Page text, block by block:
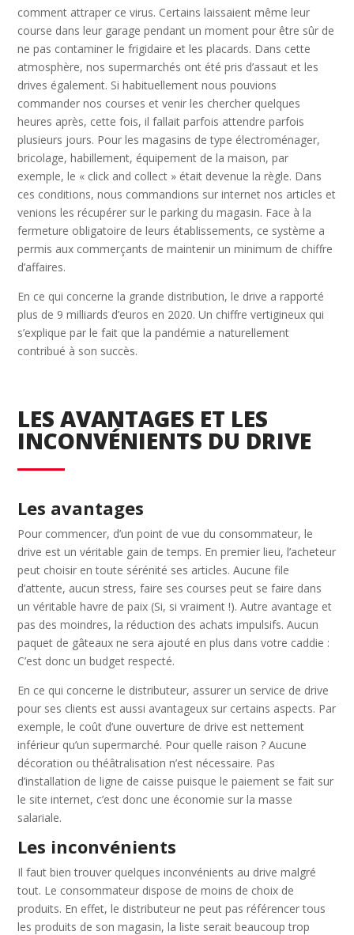
comment attraper ce virus. Certains laissaient même leur
course dans leur garage pendant un moment pour être sûr de
ne pas contaminer le frigidaire et les placards. Dans cette
atmosphère, nos supermarchés ont été pris d’assaut et les
drives également. Si habituellement nous pouvions
commander nos courses et venir les chercher quelques
heures après, cette fois, il fallait parfois attendre parfois
plusieurs jours. Pour les magasins de type électroménager,
bricolage, habillement, équipement de la maison, par
exemple, le « click and collect » était devenue la règle. Dans
ces conditions, nous commandions sur internet nos articles et
venions les récupérer sur le parking du magasin. Face à la
fermeture obligatoire de leurs établissements, ce système a
permis aux commerçants de maintenir un minimum de chiffre
d’affaires.
En ce qui concerne la grande distribution, le drive a rapporté
plus de 9 milliards d’euros en 2020. Un chiffre vertigineux qui
s’explique par le fait que la pandémie a naturellement
contribué à son succès.
LES AVANTAGES ET LES
INCONVÉNIENTS DU DRIVE
Les avantages
Pour commencer, d’un point de vue du consommateur, le
drive est un véritable gain de temps. En premier lieu, l’acheteur
peut choisir en toute sérénité ses articles. Aucune file
d’attente, aucun stress, faire ses courses peut se faire dans
un véritable havre de paix (Si, si vraiment !). Autre avantage et
pas des moindres, la réduction des achats impulsifs. Aucun
paquet de gâteaux ne sera ajouté en plus dans votre caddie :
C’est donc un budget respecté.
En ce qui concerne le distributeur, assurer un service de drive
pour ses clients est aussi avantageux sur certains aspects. Par
exemple, le coût d’une ouverture de drive est nettement
inférieur qu’un supermarché. Pour quelle raison ? Aucune
décoration ou théâtralisation n’est nécessaire. Pas
d’installation de ligne de caisse puisque le paiement se fait sur
le site internet, c’est donc une économie sur la masse
salariale.
Les inconvénients
Il faut bien trouver quelques inconvénients au drive malgré
tout. Le consommateur dispose de moins de choix de
produits. En effet, le distributeur ne peut pas référencer tous
les produits de son magasin, la liste serait beaucoup trop